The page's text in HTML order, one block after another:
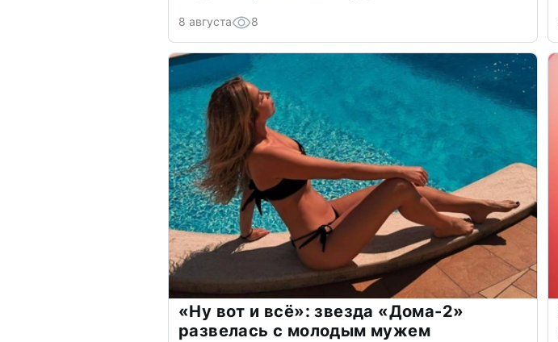
8 августа 8
«Ну вот и всё»: звезда «Дома-2»
развелась с молодым мужем